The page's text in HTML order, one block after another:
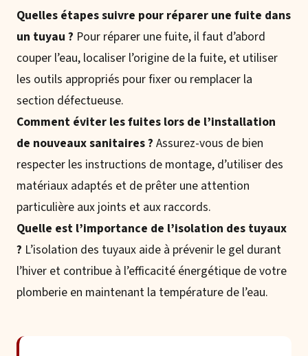
Quelles étapes suivre pour réparer une fuite dans
un tuyau ? Pour réparer une fuite, il faut d’abord
couper l’eau, localiser l’origine de la fuite, et utiliser
les outils appropriés pour fixer ou remplacer la
section défectueuse.
Comment éviter les fuites lors de l’installation
de nouveaux sanitaires ? Assurez-vous de bien
respecter les instructions de montage, d’utiliser des
matériaux adaptés et de prêter une attention
particulière aux joints et aux raccords.
Quelle est l’importance de l’isolation des tuyaux
? L’isolation des tuyaux aide à prévenir le gel durant
l’hiver et contribue à l’efficacité énergétique de votre
plomberie en maintenant la température de l’eau.